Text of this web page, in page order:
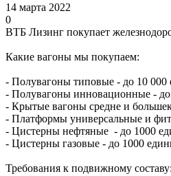
14 марта 2022
0
ВТБ Лизинг покупает
Какие вагоны мы покупаем:
- Полувагоны типовые - до 10 000
- Полувагоны инновационные -
- Крытые вагоны средне и
- Платформы универсальные и
- Цистерны нефтяные - до 1000
- Цистерны газовые - до 1000
Требования к подвижному